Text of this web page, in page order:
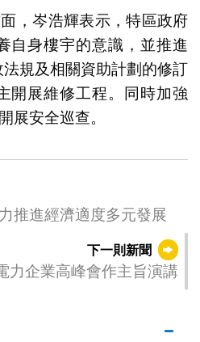
，岑浩輝表示，特區政府
自身樓宇的意識，並推進
法規及相關資助計劃的修訂
開展維修工程。同時加強
展安全巡查。
推進經濟適度多元發展
下一則新聞
力企業高峰會作主旨演講